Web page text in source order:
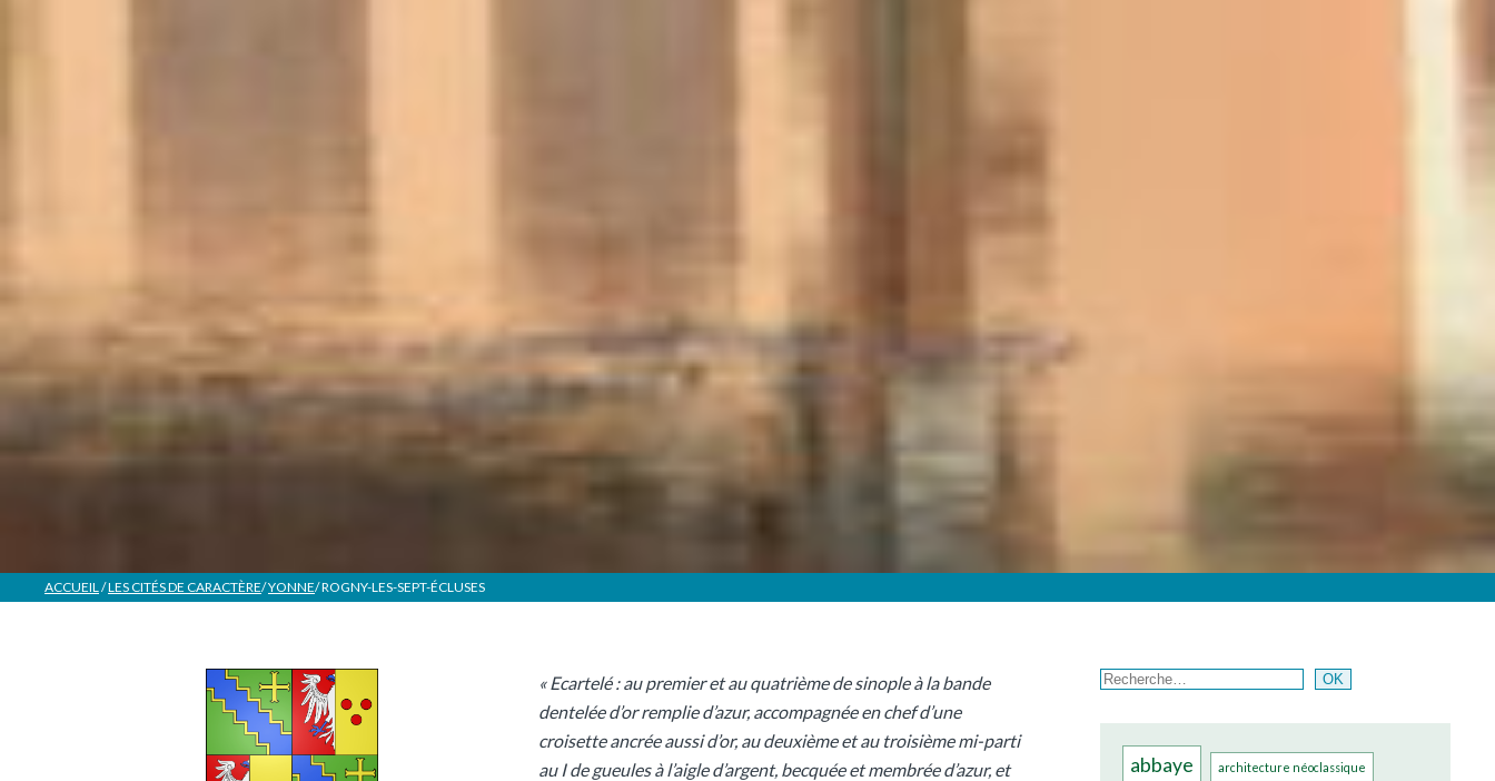
ACCUEIL/LES CITÉS DE CARACTÈRE/YONNE/ROGNY-LES-SEPT-ÉCLUSES
« Ecartelé : au premier et au quatrième de sinople à la bande
dentelée d’or remplie d’azur, accompagnée en chef d’une
croisette ancrée aussi d’or, au deuxième et au troisième mi-parti
au I de gueules à l’aigle d’argent, becquée et membrée d’azur, et
Rechercher OK
abbaye architecture néoclassique